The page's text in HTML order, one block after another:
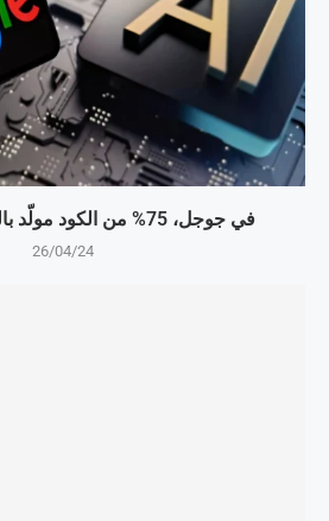
في جوجل، 75% من الكود مولّد بالذكاء الاصطناعي
26/04/24